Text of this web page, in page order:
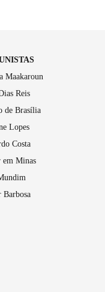
Maakaroun
Reis
de Brasília
Lopes
Costa
em Minas
Barbosa